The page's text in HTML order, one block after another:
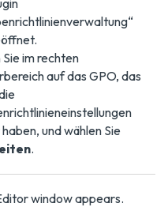
Sie im rechten
auf das GPO, das
und wählen Sie
.
window appears.